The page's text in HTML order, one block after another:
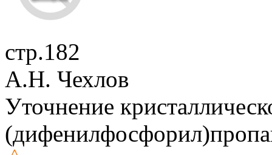
стр.182
А.Н. Чехлов
Уточнение